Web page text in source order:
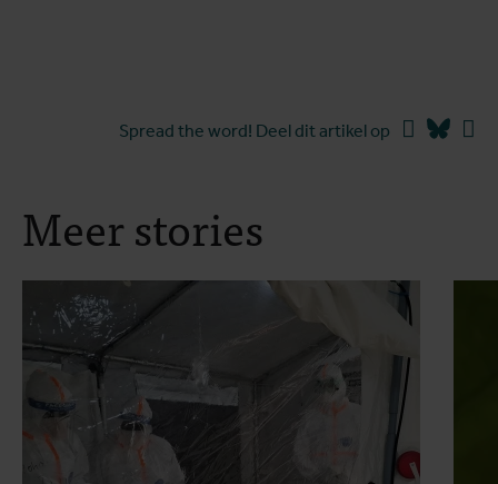
Spread the word! Deel dit artikel op Facebook
Meer stories